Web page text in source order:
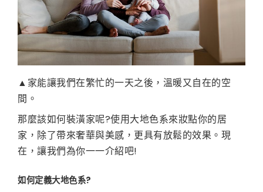
▲家能讓我們在繁忙的一天之後，溫暖又自在的空
間。
那麼該如何裝潢家呢?使用大地色系來妝點你的居
家，除了帶來奢華與美感，更具有放鬆的效果。現
在，讓我們為你一一介紹吧!
如何定義大地色系?